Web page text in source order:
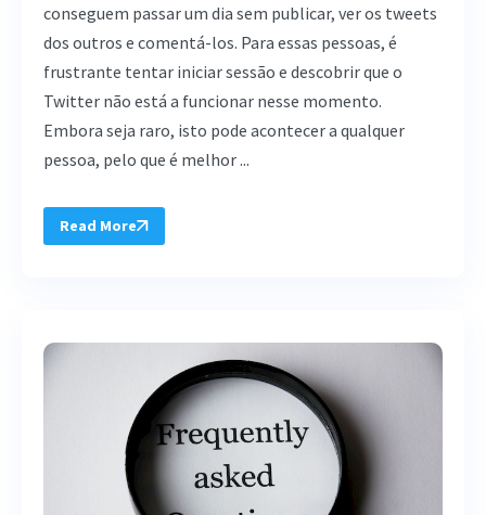
conseguem passar um dia sem publicar, ver os tweets
dos outros e comentá-los. Para essas pessoas, é
frustrante tentar iniciar sessão e descobrir que o
Twitter não está a funcionar nesse momento.
Embora seja raro, isto pode acontecer a qualquer
pessoa, pelo que é melhor ...
Read More